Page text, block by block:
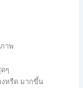
าพ
ๆ
งหรีด มากขึ้น